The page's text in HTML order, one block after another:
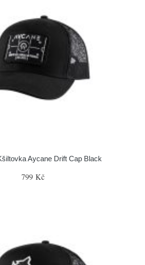
Aycane Drift Cap Black
799 Kč